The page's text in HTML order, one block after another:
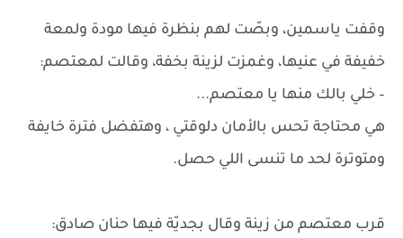
وقفت ياسمين، وبصّت لهم بنظرة فيها مودة ولمعة
خفيفة في عنيها، وغمزت لزينة بخفة، وقالت لمعتصم:
– خلي بالك منها يا معتصم...
هي محتاجة تحس بالأمان دلوقتي ، وهتفضل فترة خايفة
ومتوترة لحد ما تنسى اللي حصل.
قرب معتصم من زينة وقال بجديّة فيها حنان صادق: